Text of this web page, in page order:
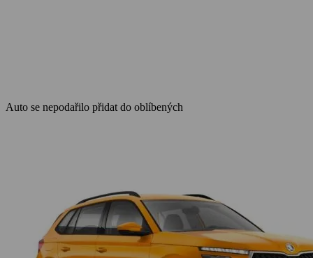
Auto se nepodařilo přidat do oblíbených